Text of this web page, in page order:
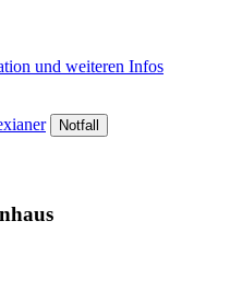
und weiteren Infos
Notfall